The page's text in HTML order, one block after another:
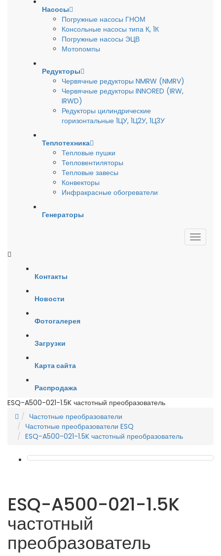
Насосы
Погружные насосы ГНОМ
Консольные насосы типа К, 1К
Погружные насосы ЭЦВ
Мотопомпы
Редукторы
Червячные редукторы NMRW (NMRV)
Червячные редукторы INNORED (IRW,
IRWD)
Редукторы цилиндрические
горизонтальные 1ЦУ, 1Ц2У, 1Ц3У
Теплотехника
Тепловые пушки
Тепловентиляторы
Тепловые завесы
Конвекторы
Инфракрасные обогреватели
Генераторы
Контакты
Новости
Фотогалерея
Загрузки
Карта сайта
Распродажа
ESQ-A500-021-1.5K частотный преобразователь
Частотные преобразователи
Частотные преобразователи ESQ
ESQ-A500-021-1.5K частотный преобразователь
ESQ-A500-021-1.5K
частотный
преобразователь